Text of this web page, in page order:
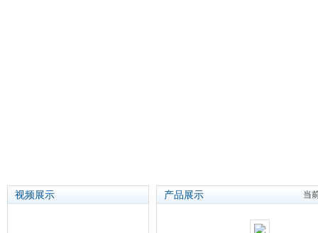
视频展示 产品展示 当